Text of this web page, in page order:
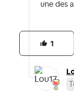
une des
1